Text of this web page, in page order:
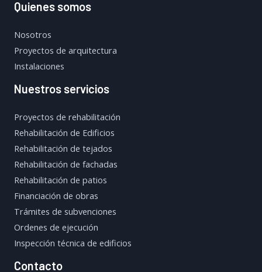
Quienes somos
Nosotros
Proyectos de arquitectura
Instalaciones
Nuestros servicios
Proyectos de rehabilitación
Rehabilitación de Edificios
Rehabilitación de tejados
Rehabilitación de fachadas
Rehabilitación de patios
Financiación de obras
Trámites de subvenciones
Ordenes de ejecución
Inspección técnica de edificios
Contacto